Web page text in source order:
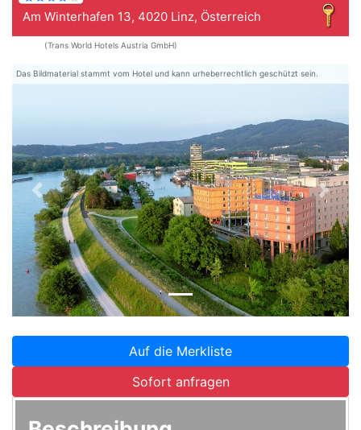
Am Winterhafen 13, 4020 Linz, Österreich
(Trans World Hotels Austria GmbH)
Das Bildmaterial stammt vom Hotel und kann urheberrechtlich geschützt sein.
Zurück
Auf die Merkliste
Sofort anfragen